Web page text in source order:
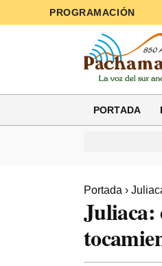
PROGRAMACIÓN
PORTADA
Portada ›
Juliaca: